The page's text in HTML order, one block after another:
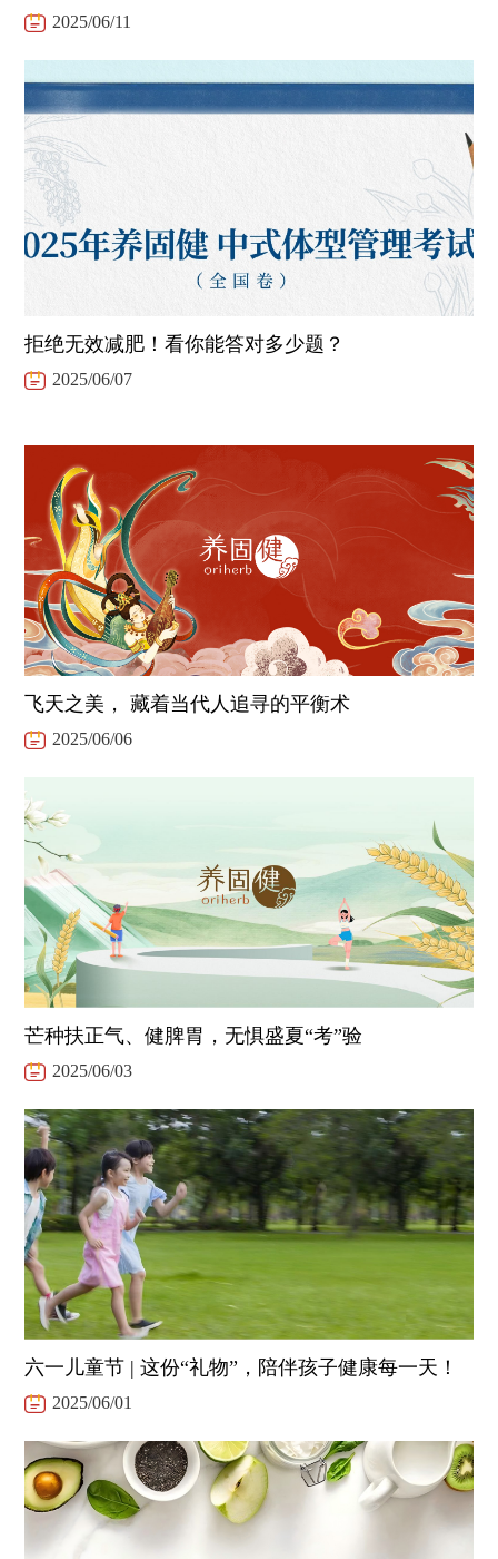
2025/06/11
拒绝无效减肥！看你能答对多少题？
2025/06/07
飞天之美， 藏着当代人追寻的平衡术
2025/06/06
芒种扶正气、健脾胃，无惧盛夏“考”验
2025/06/03
六一儿童节 | 这份“礼物”，陪伴孩子健康每一天！
2025/06/01